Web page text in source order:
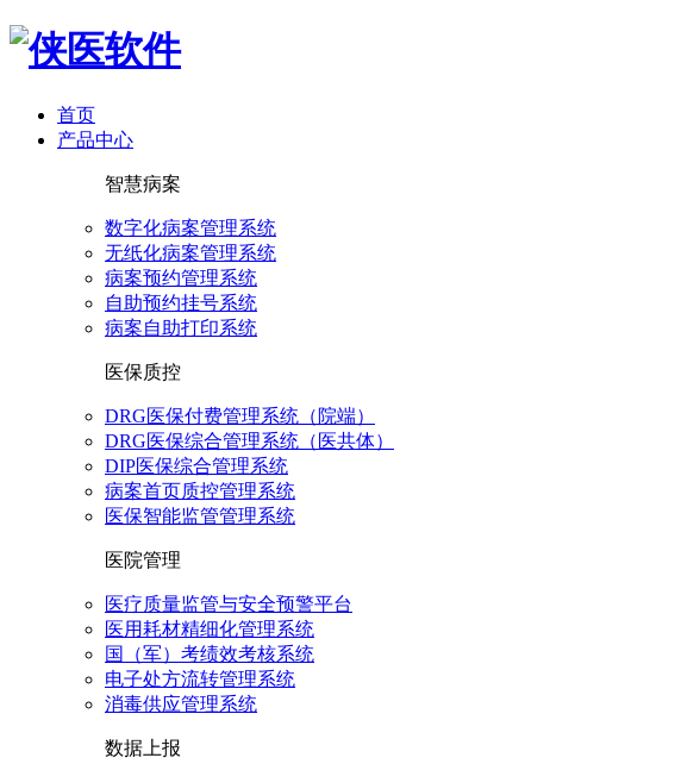
首页
产品中心
智慧病案
数字化病案管理系统
无纸化病案管理系统
病案预约管理系统
自助预约挂号系统
病案自助打印系统
医保质控
DRG医保付费管理系统（院端）
DRG医保综合管理系统（医共体）
DIP医保综合管理系统
病案首页质控管理系统
医保智能监管管理系统
医院管理
医疗质量监管与安全预警平台
医用耗材精细化管理系统
国（军）考绩效考核系统
电子处方流转管理系统
消毒供应管理系统
数据上报